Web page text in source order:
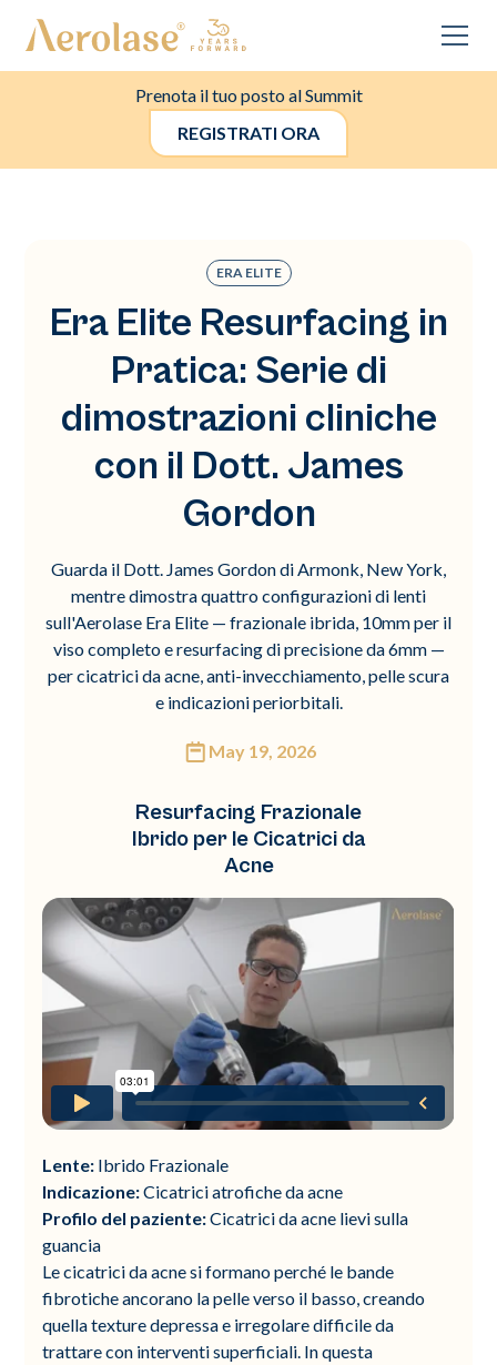
Prenota il tuo posto al Summit
REGISTRATI ORA
ERA ELITE
Era Elite Resurfacing in
Pratica: Serie di
dimostrazioni cliniche
con il Dott. James
Gordon
Guarda il Dott. James Gordon di Armonk, New York,
mentre dimostra quattro configurazioni di lenti
sull'Aerolase Era Elite — frazionale ibrida, 10mm per il
viso completo e resurfacing di precisione da 6mm —
per cicatrici da acne, anti-invecchiamento, pelle scura
e indicazioni periorbitali.
May 19, 2026
Resurfacing Frazionale
Ibrido per le Cicatrici da
Acne
Lente: Ibrido Frazionale
Indicazione:Cicatrici atrofiche da acne
Profilo del paziente:Cicatrici da acne lievi sulla
guancia
Le cicatrici da acne si formano perché le bande
fibrotiche ancorano la pelle verso il basso, creando
quella texture depressa e irregolare difficile da
trattare con interventi superficiali. In questa